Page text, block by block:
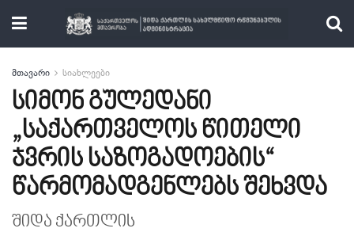
მთავარი სიახლეები
სიმონ გულედანი
„საქართველოს წითელი
ჯვრის საზოგადოების“
წარმომადგენლებს შეხვდა
შიდა ქართლის